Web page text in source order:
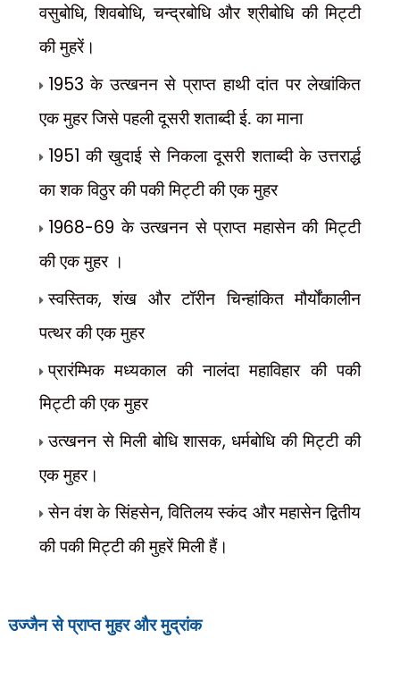
वसुबोधि,शिवबोधि,चन्द्रबोधि और श्रीबोधि की मिट्टी
की मुहरें।
1953 के उत्खनन से प्राप्त हाथी दांत पर लेखांकित
एक मुहर जिसे पहली दूसरी शताब्दी ई. का माना
1951 की खुदाई से निकला दूसरी शताब्दी के उत्तरार्द्ध
का शक विठुर की पकी मिट्टी की एक मुहर
1968-69 के उत्खनन से प्राप्त महासेन की मिट्टी
की एक मुहर ।
स्वस्तिक,शंख और टॉरीन चिन्हांकित मौर्योंकालीन
पत्थर की एक मुहर
प्रारंम्भिक मध्यकाल की नालंदा महाविहार की पकी
मिट्टी की एक मुहर
उत्खनन से मिली बोधि शासक,धर्मबोधि की मिट्टी की
एक मुहर।
सेन वंश के सिंहसेन,वितिलय स्कंद और महासेन द्वितीय
की पकी मिट्टी की मुहरें मिली हैं।
उज्जैन से प्राप्त मुहर और मुद्रांक